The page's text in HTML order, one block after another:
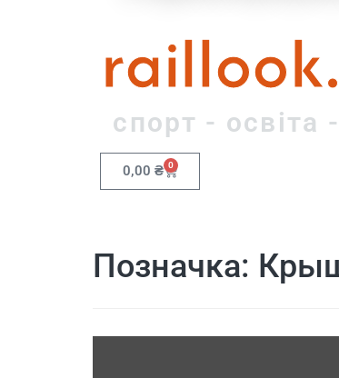
спорт - освіта
0,00 ₴ 0
Позначка: